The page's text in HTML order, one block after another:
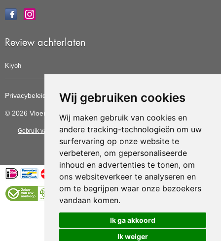
Wij gebruiken cookies
Wij maken gebruik van cookies en
andere tracking-technologieën om uw
surfervaring op onze website te
verbeteren, om gepersonaliseerde
inhoud en advertenties te tonen, om
ons websiteverkeer te analyseren en
om te begrijpen waar onze bezoekers
vandaan komen.
Ik ga akkoord
Ik weiger
Review achterlaten
Kiyoh
Privacybeleid Cookiebeleid Update cookies voorkeuren
© 2026 Vloerbedekkingvoordelig
Gebruik van deze site betekent dat u dealgemene voorwaarden van CBW
Vloerenvoordelig.nl is een onderdeel van